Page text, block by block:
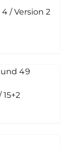
/ Version 2